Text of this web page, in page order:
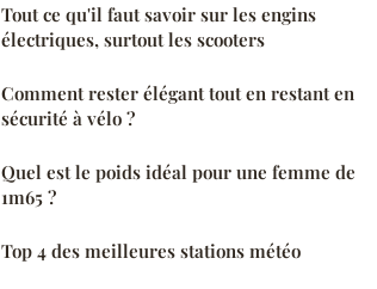
Tout ce qu'il faut savoir sur les engins
électriques, surtout les scooters
Comment rester élégant tout en restant en
sécurité à vélo ?
Quel est le poids idéal pour une femme de
1m65 ?
Top 4 des meilleures stations météo